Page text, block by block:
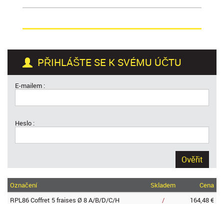
PŘIHLÁŠTE SE K SVÉMU ÚČTU
E-mailem :
Heslo :
Ověřit
Označení Skladem
Cena
RPL86 Coffret 5 fraises Ø 8 A/B/D/C/H
/ 164,48 €